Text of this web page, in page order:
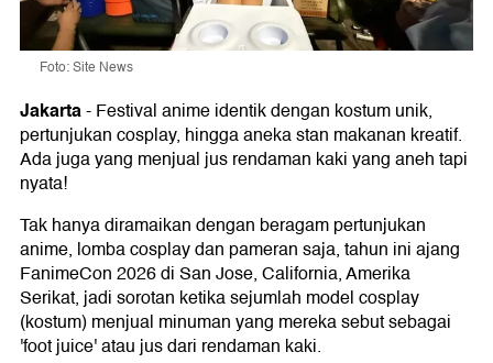
Foto: Site News
Jakarta-Festival anime identik dengan kostum unik,
pertunjukan cosplay, hingga aneka stan makanan kreatif.
Ada juga yang menjual jus rendaman kaki yang aneh tapi
nyata!
Tak hanya diramaikan dengan beragam pertunjukan
anime, lomba cosplay dan pameran saja, tahun ini ajang
FanimeCon 2026 di San Jose, California, Amerika
Serikat, jadi sorotan ketika sejumlah model cosplay
(kostum) menjual minuman yang mereka sebut sebagai
'foot juice' atau jus dari rendaman kaki.